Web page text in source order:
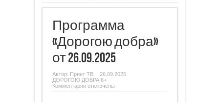
Программа
«Дорогою добра»
от 26.09.2025
Автор: Принт ТВ
26.09.2025
ДОРОГОЮ ДОБРА 6+
Комментариикотключены